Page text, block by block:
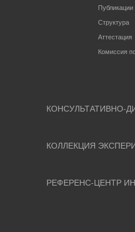
Публикации
Структура
Аттестация
Комиссия
КОНСУЛЬТАТИВНО-
КОЛЛЕКЦИЯ
РЕФЕРЕНС-ЦЕНТР